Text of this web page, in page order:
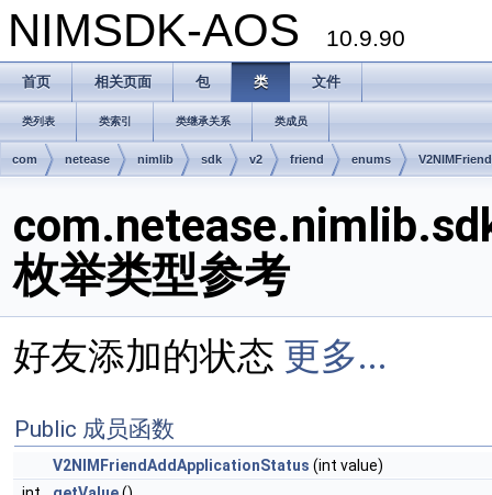
NIMSDK-AOS 10.9.90
首页 相关页面 包 类 文件
类列表 类索引 类继承关系 类成员
com netease nimlib sdk v2 friend enums
枚举类型参考
好友添加的状态 更多...
Public 成员函数
V2NIMFriendAddApplicationStatus (int value)